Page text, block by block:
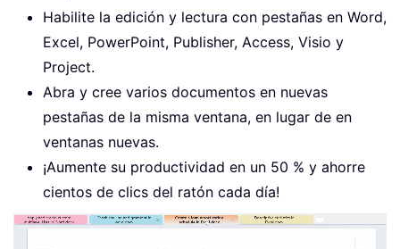
Habilite la edición y lectura con pestañas en Word,
Excel, PowerPoint, Publisher, Access, Visio y
Project.
Abra y cree varios documentos en nuevas
pestañas de la misma ventana, en lugar de en
ventanas nuevas.
¡Aumente su productividad en un 50 % y ahorre
cientos de clics del ratón cada día!